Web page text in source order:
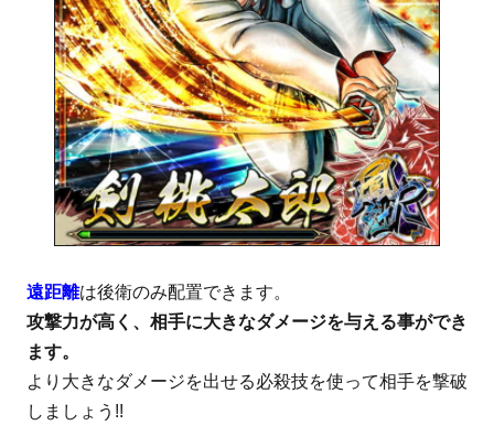
遠距離は後衛のみ配置できます。
攻撃力が高く、相手に大きなダメージを与える事ができ
ます。
より大きなダメージを出せる必殺技を使って相手を撃破
しましょう!!